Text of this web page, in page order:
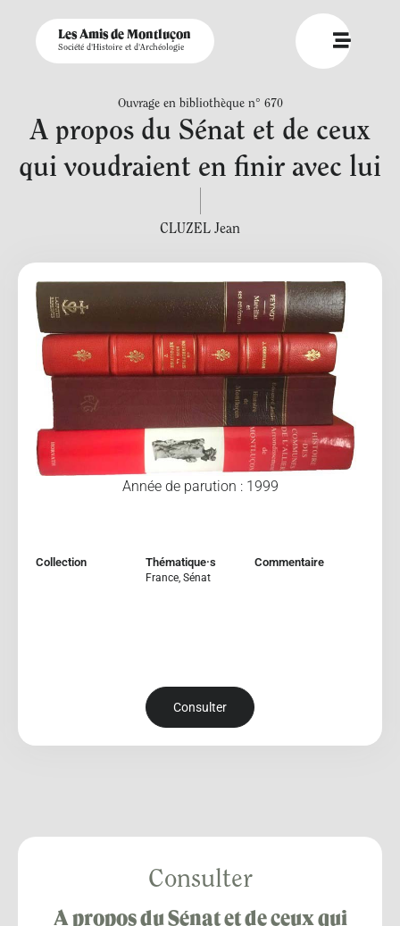
Les Amis de Montluçon
Société d'Histoire et d'Archéologie
Ouvrage en bibliothèque n° 670
A propos du Sénat et de ceux
qui voudraient en finir avec lui
CLUZEL Jean
Année de parution : 1999
Collection Thématique·s
France, Sénat
Commentaire
Consulter
Consulter
A propos du Sénat et de ceux qui